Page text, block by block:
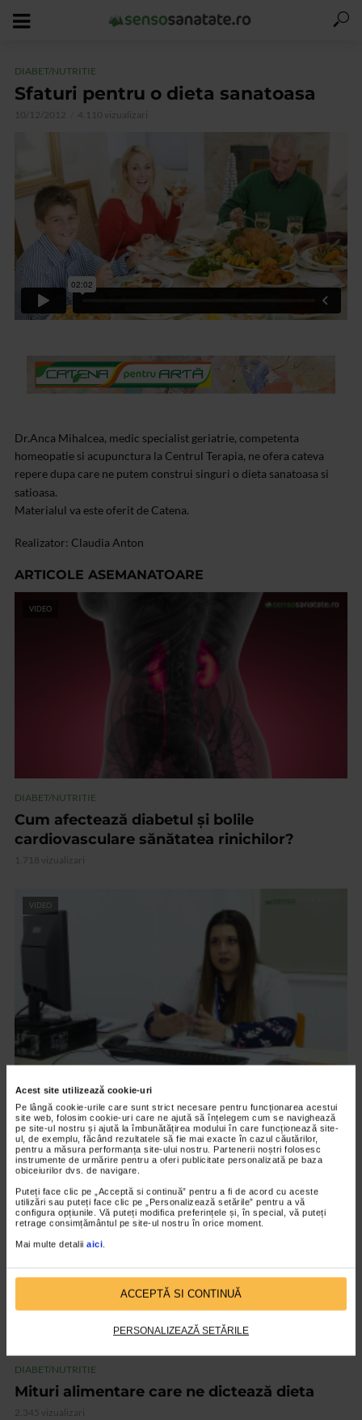
Acest site utilizează cookie-uri
Pe lângă cookie-urile care sunt strict necesare pentru funcționarea acestui
site web, folosim cookie-uri care ne ajută să înțelegem cum se navighează
pe site-ul nostru și ajută la îmbunătățirea modului în care funcționează site-
ul, de exemplu, făcând rezultatele să fie mai exacte în cazul căutărilor,
pentru a măsura performanța site-ului nostru. Partenerii noștri folosesc
instrumente de urmărire pentru a oferi publicitate personalizată pe baza
obiceiurilor dvs. de navigare.
Puteți face clic pe „Acceptă si continuă” pentru a fi de acord cu aceste
utilizări sau puteți face clic pe „Personalizează setările” pentru a vă
configura opțiunile. Vă puteți modifica preferințele și, în special, vă puteți
retrage consimțământul pe site-ul nostru în orice moment.
Mai multe detalii aici
ACCEPTĂ SI CONTINUĂ
PERSONALIZEAZĂ SETĂRILE
DIABET/NUTRITIE
Sfaturi pentru o dieta sanatoasa
10/12/2012 4.110 vizualizari
Dr.Anca Mihalcea, medic specialist geriatrie, competenta
homeopatie si acupunctura la Centrul Terapia, ne ofera cateva
repere dupa care ne putem construi singuri o dieta sanatoasa si
satioasa.
Materialul va este oferit de Catena.
Realizator: Claudia Anton
ARTICOLE ASEMANATOARE
VIDEO
DIABET/NUTRITIE
Cum afectează diabetul și bolile
cardiovasculare sănătatea rinichilor?
1.718 vizualizari
VIDEO
DIABET/NUTRITIE
Rolul iodului în organism
5.851 vizualizari
DIABET/NUTRITIE
Mituri alimentare care ne dictează dieta
2.345 vizualizari